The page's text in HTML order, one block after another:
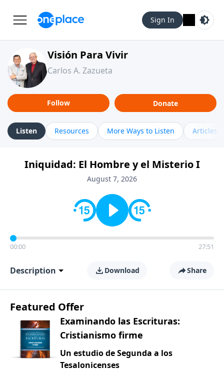
Sign In
Visión Para Vivir
Carlos A. Zazueta
Follow Donate
Listen Resources More Ways to Listen Articles
Iniquidad: El Hombre y el Misterio I
August 7, 2026
00:00 27:51
Description Download Share
Featured Offer
Examinando las Escrituras:
Cristianismo firme
Un estudio de Segunda a los
Tesalonicenses